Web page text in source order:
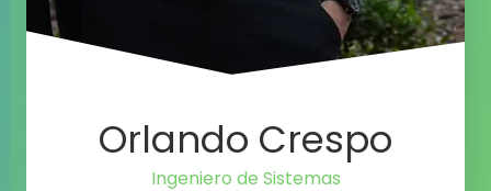
Orlando Crespo
Ingeniero de Si